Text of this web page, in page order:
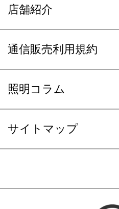
店舗紹介
通信販売利用規約
照明コラム
サイトマップ